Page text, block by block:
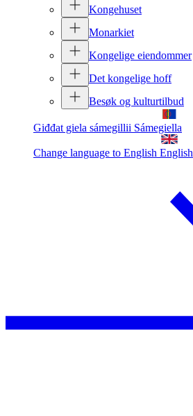
Kongehuset
Monarkiet
Kongelige eiendommer
Det kongelige hoff
Besøk og kulturtilbud
Giđđat giela sámegillii Sámegiella
Change language to English English